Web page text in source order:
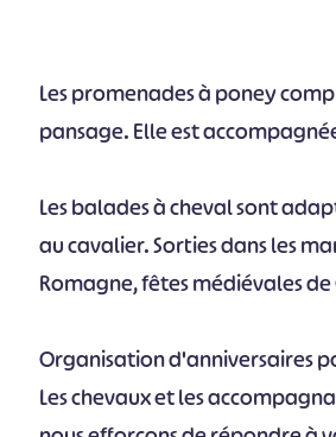
Les promenades à poney
pansage. Elle est
Les balades à cheval sont
au cavalier. Sorties dans les
Romagne, fêtes médiévales
Organisation d'anniversaires
Les chevaux et les